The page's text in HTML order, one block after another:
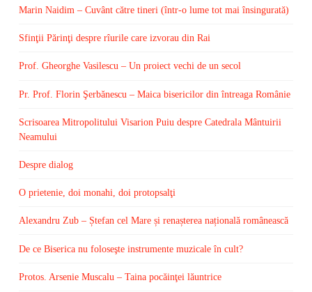
Marin Naidim – Cuvânt către tineri (într-o lume tot mai însingurată)
Sfinţii Părinţi despre rîurile care izvorau din Rai
Prof. Gheorghe Vasilescu – Un proiect vechi de un secol
Pr. Prof. Florin Şerbănescu – Maica bisericilor din întreaga Românie
Scrisoarea Mitropolitului Visarion Puiu despre Catedrala Mântuirii
Neamului
Despre dialog
O prietenie, doi monahi, doi protopsalţi
Alexandru Zub – Ștefan cel Mare și renașterea națională românească
De ce Biserica nu foloseşte instrumente muzicale în cult?
Protos. Arsenie Muscalu – Taina pocăinţei lăuntrice